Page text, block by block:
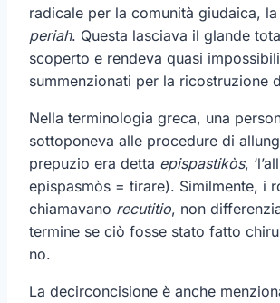
radicale per la comunità giudaica,
periah. Questa lasciava il glande
scoperto e rendeva quasi
summenzionati per la ricostruzione
Nella terminologia greca, una
sottoponeva alle procedure di
prepuzio era detta epispastikòs,
epispasmòs = tirare). Similmente, i
chiamavano recutitio, non
termine se ciò fosse stato fatto
no.
La decirconcisione è anche